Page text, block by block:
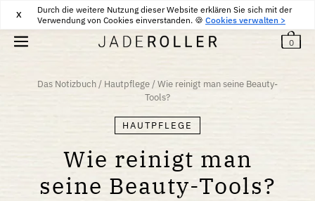
Durch die weitere Nutzung dieser Website erklären Sie sich mit der
Verwendung von Cookies einverstanden. 🍪 Cookies verwalten >
X 30€
KOSTENLOSE RÜCKSENDUNG INNERHALB VON 30 TAGEN
0
Das Notizbuch/ Hautpflege/Wie reinigt man seine Beauty-
Tools?
HAUTPFLEGE
Wie reinigt man
seine Beauty-Tools?